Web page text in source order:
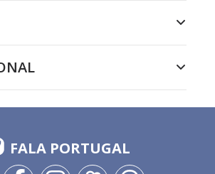
FALA PORTUGAL